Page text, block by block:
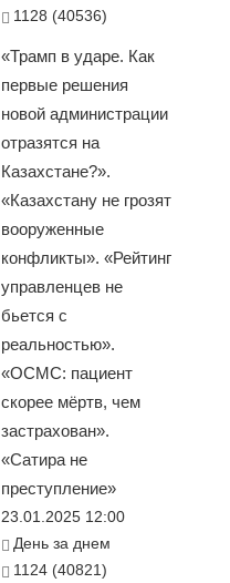
1128 (40536)
«Трамп в ударе. Как
первые решения
новой администрации
отразятся на
Казахстане?».
«Казахстану не грозят
вооруженные
конфликты». «Рейтинг
управленцев не
бьется с
реальностью».
«ОСМС: пациент
скорее мёртв, чем
застрахован».
«Сатира не
преступление»
23.01.2025 12:00
День за днем
1124 (40821)